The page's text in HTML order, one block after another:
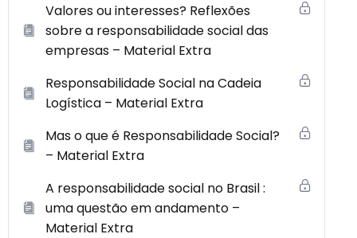
Valores ou interesses? Reflexões
sobre a responsabilidade social das
empresas – Material Extra
Responsabilidade Social na Cadeia
Logística – Material Extra
Mas o que é Responsabilidade Social?
– Material Extra
A responsabilidade social no Brasil :
uma questão em andamento –
Material Extra